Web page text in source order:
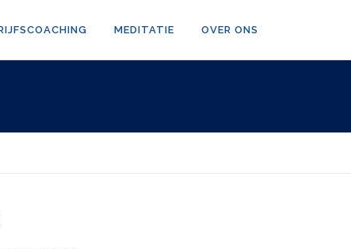
MEDITATIE OVER ONS